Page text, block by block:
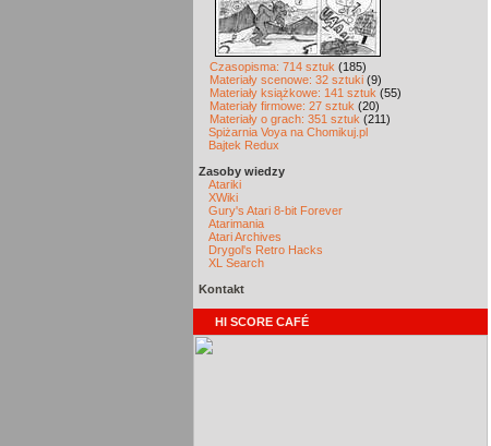
Czasopisma: 714 sztuk (185)
Materiały scenowe: 32 sztuki (9)
Materiały książkowe: 141 sztuk (55)
Materiały firmowe: 27 sztuk (20)
Materiały o grach: 351 sztuk (211)
Spiżarnia Voya na Chomikuj.pl
Bajtek Redux
Zasoby wiedzy
Atariki
XWiki
Gury's Atari 8-bit Forever
Atarimania
Atari Archives
Drygol's Retro Hacks
XL Search
Kontakt
HI SCORE CAFÉ